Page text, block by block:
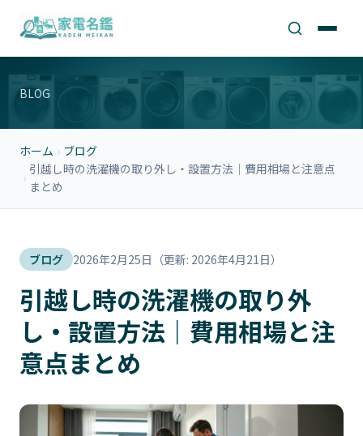
BLOG
ホーム › ブログ
›
引越し時の洗濯機の取り外し・設置方法｜費用相場と注意点
まとめ
ブログ 2026年2月25日 （更新: 2026年4月21日）
引越し時の洗濯機の取り外
し・設置方法｜費用相場と注
意点まとめ